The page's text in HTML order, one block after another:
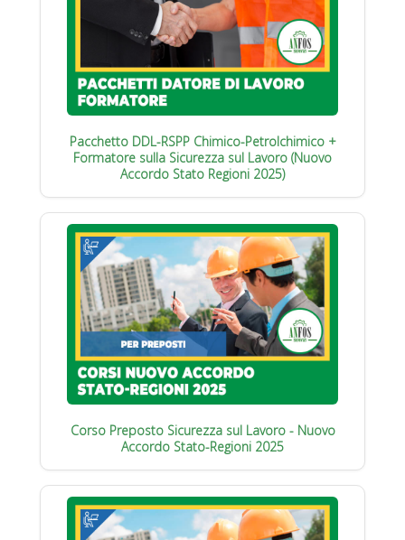
Pacchetto DDL-RSPP Chimico-Petrolchimico +
Formatore sulla Sicurezza sul Lavoro (Nuovo
Accordo Stato Regioni 2025)
Corso Preposto Sicurezza sul Lavoro - Nuovo
Accordo Stato-Regioni 2025